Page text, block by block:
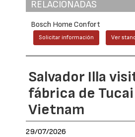
RELACIONADAS
Bosch Home Confort
Solicitar información Ver
Salvador Illa
fábrica de
Vietnam
29/07/2026